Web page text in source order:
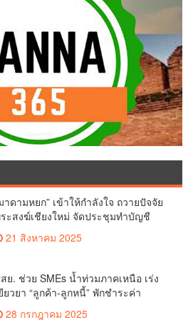
าดามหยก” เข้าให้กำลังใจ ถวายปัจจัย
ะสงฆ์เชียงใหม่ จัดประชุมทำบัญชี
นดอก
21 สิงหาคม 2025
ย. ช่วย SMEs น้ำท่วมภาคเหนือ เร่ง
ยวยา “ลูกค้า-ลูกหนี้” พักชำระค่า
รมเนียม-ค่างวด
28 กรกฎาคม 2025